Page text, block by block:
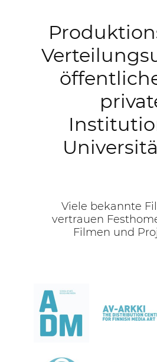
Viele bekannte
vertrauen
Filmen und